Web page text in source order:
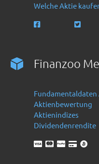
Welche Aktie
Finanzoo
Fundamentaldaten
Aktienbewertung
Aktienindizes
Dividendenrendite